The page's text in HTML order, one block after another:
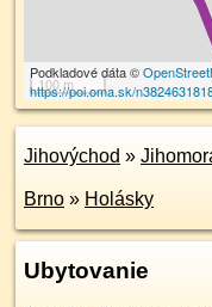
100 m
Podkladové dáta ©
https://poi.oma.sk/
Jihovýchod »
Brno » Holásky
Ubytovanie